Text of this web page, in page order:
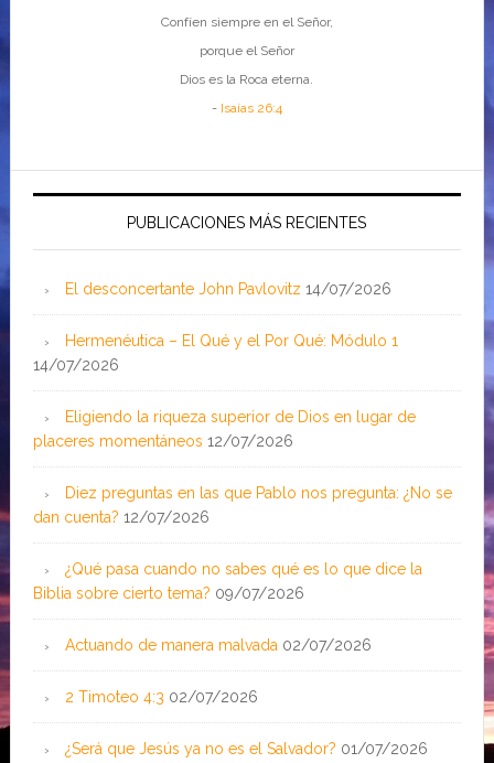
Confíen siempre en el Señor,
porque el Señor
Dios es la Roca eterna.
- Isaías 26:4
PUBLICACIONES MÁS RECIENTES
El desconcertante John Pavlovitz 14/07/2026
Hermenéutica – El Qué y el Por Qué: Módulo 1
14/07/2026
Eligiendo la riqueza superior de Dios en lugar de
placeres momentáneos 12/07/2026
Diez preguntas en las que Pablo nos pregunta: ¿No se
dan cuenta? 12/07/2026
¿Qué pasa cuando no sabes qué es lo que dice la
Biblia sobre cierto tema? 09/07/2026
Actuando de manera malvada 02/07/2026
2 Timoteo 4:3 02/07/2026
¿Será que Jesús ya no es el Salvador? 01/07/2026